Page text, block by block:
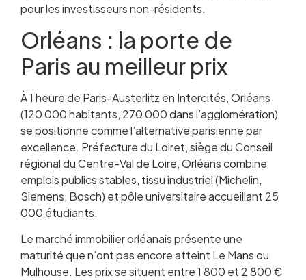
pour les investisseurs non-résidents.
Orléans : la porte de
Paris au meilleur prix
À 1 heure de Paris-Austerlitz en Intercités, Orléans
(120 000 habitants, 270 000 dans l’agglomération)
se positionne comme l’alternative parisienne par
excellence. Préfecture du Loiret, siège du Conseil
régional du Centre-Val de Loire, Orléans combine
emplois publics stables, tissu industriel (Michelin,
Siemens, Bosch) et pôle universitaire accueillant 25
000 étudiants.
Le marché immobilier orléanais présente une
maturité que n’ont pas encore atteint Le Mans ou
Mulhouse. Les prix se situent entre 1 800 et 2 800 €